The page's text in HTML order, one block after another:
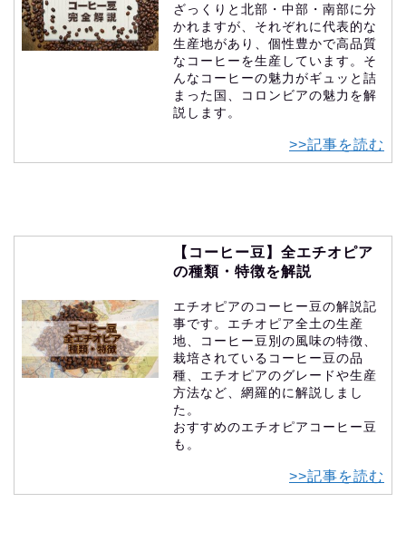
ざっくりと北部・中部・南部に分
かれますが、それぞれに代表的な
生産地があり、個性豊かで高品質
なコーヒーを生産しています。そ
んなコーヒーの魅力がギュッと詰
まった国、コロンビアの魅力を解
説します。
>>記事を読む
【コーヒー豆】全エチオピア
の種類・特徴を解説
エチオピアのコーヒー豆の解説記
事です。エチオピア全土の生産
地、コーヒー豆別の風味の特徴、
栽培されているコーヒー豆の品
種、エチオピアのグレードや生産
方法など、網羅的に解説しまし
た。
おすすめのエチオピアコーヒー豆
も。
>>記事を読む